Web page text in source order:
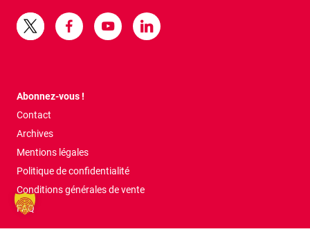
Abonnez-vous !
Contact
Archives
Mentions légales
Politique de confidentialité
Conditions générales de vente
FAQ